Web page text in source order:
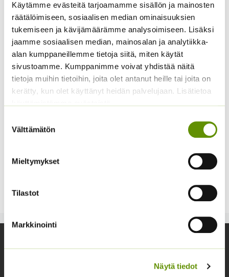
Käytämme evästeitä tarjoamamme sisällön ja mainosten
räätälöimiseen, sosiaalisen median ominaisuuksien
tukemiseen ja kävijämäärämme analysoimiseen. Lisäksi
jaamme sosiaalisen median, mainosalan ja analytiikka-
alan kumppaneillemme tietoja siitä, miten käytät
sivustoamme. Kumppanimme voivat yhdistää näitä
tietoja muihin tietoihin, joita olet antanut heille tai joita on
kerätty, kun olet käyttänyt heidän palvelujaan. Lisätietoa
valinta
Välttämätön
Mieltymykset
Tilastot
Markkinointi
Näytä tiedot
Krookuksen eli sahramin (kevätsahrami) mukula on
yksivuotinen, mutta se tuottaa yhden tai useampia
pikkumukuloita jatkamaan sukua. Mikäli haluaa sipulien
kukkivan vuodesta toiseen on niitä lannoitettava.
Kukkasipulilannoitettatai sarvilastua voi sekoittaa
istutusmultaan syksyllä istutuksen yhteydessä tai
keväällä. Kukinnan alkaessa taantua mukulat nostetaan
matkan päähän toisistaan. Kasvupaikka aurinkoinen.
Kukinta-aika maalis-huhtikuussa. Syksyn lehdet voi
Yhteystiedot
Asiakaspalvelu avoinna arkisin klo 10-17